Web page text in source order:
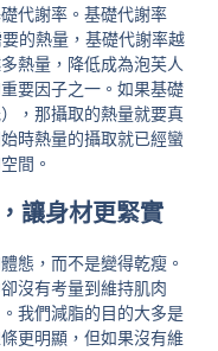
代謝率。基礎代謝率
的熱量，基礎代謝率越
熱量，降低成為泡芙人
要因子之一。如果基礎
，那攝取的熱量就要真
時熱量的攝取就已經蠻
間。
讓身材更緊實
態，而不是變得乾瘦。
沒有考量到維持肌肉
我們減脂的目的大多是
更明顯，但如果沒有維